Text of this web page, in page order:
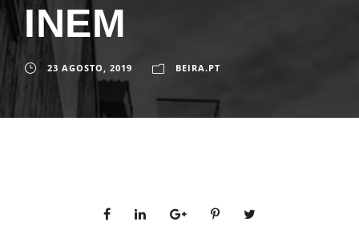
INEM
23 AGOSTO, 2019 BEIRA.PT